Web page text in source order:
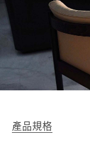
產品規格